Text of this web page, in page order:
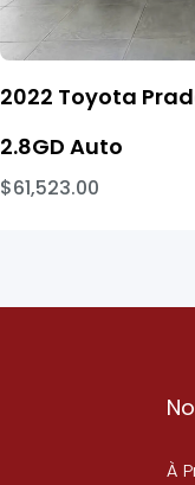
2022 Toyota
2.8GD Auto
$61,523.00
À